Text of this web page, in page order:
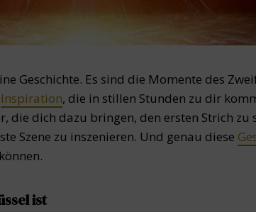
Geschichte. Es sind die Momente des
Inspiration, die in stillen Stunden zu dir
die dich dazu bringen, den ersten Strich zu
Szene zu inszenieren. Und genau diese
ist